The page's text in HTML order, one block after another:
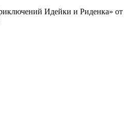
Идейки и Риденка» от